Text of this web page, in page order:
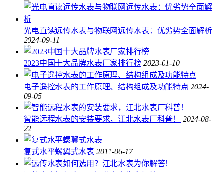
光电直读远传水表与物联网远传水表：优劣势全面解析
2024-09-11
2023中国十大品牌水表厂家排行榜 2023-01-10
电子遥控水表的工作原理、结构组成及功能特点 2024-
09-05
智能远程水表的安装要求，江北水表厂科普！
2024-08-
22
复式水平螺翼式水表 2011-06-17